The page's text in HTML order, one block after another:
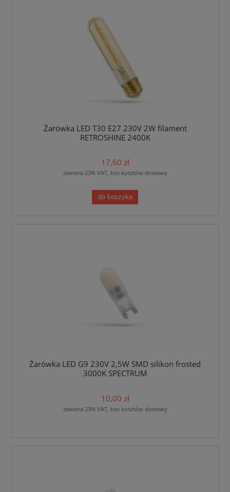
Żarówka LED T30 E27 230V 2W filament
RETROSHINE 2400K
17,60 zł
zawiera 23% VAT, bez kosztów dostawy
do koszyka
Żarówka LED G9 230V 2,5W SMD silikon frosted
3000K SPECTRUM
10,00 zł
zawiera 23% VAT, bez kosztów dostawy